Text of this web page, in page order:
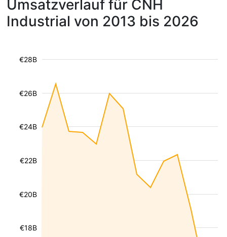
Umsatzverlauf für CNH
Industrial von 2013 bis 2026
€18B
€20B
€22B
€24B
€26B
€28B